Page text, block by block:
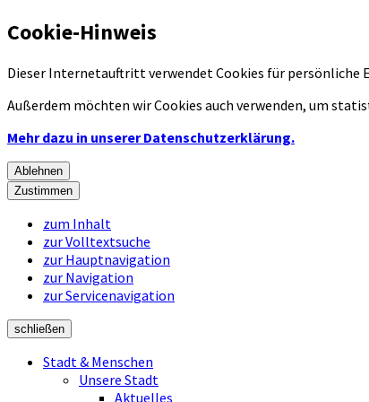
Cookie-Hinweis
Dieser Internetauftritt verwendet Cookies für persönliche
Außerdem möchten wir Cookies auch verwenden, um
Mehr dazu in unserer Datenschutzerklärung.
Ablehnen
Zustimmen
zum Inhalt
zur Volltextsuche
zur Hauptnavigation
zur Navigation
zur Servicenavigation
schließen
Stadt & Menschen
Unsere Stadt
Aktuelles